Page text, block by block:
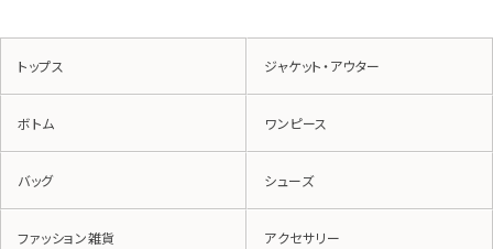
トップス ジャケット・アウター
ボトム ワンピース
バッグ シューズ
ファッション雑貨 アクセサリー